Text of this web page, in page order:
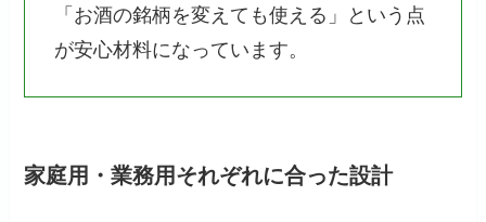
「お酒の銘柄を変えても使える」という点
が安心材料になっています。
家庭用・業務用それぞれに合った設計